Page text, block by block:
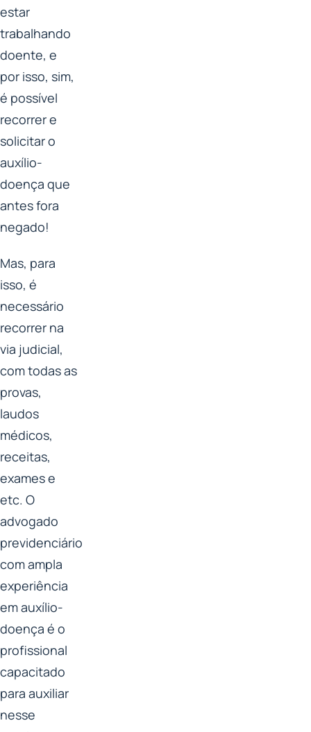
estar
trabalhando
doente, e
por isso, sim,
é possível
recorrer e
solicitar o
auxílio-
doença que
antes fora
negado!
Mas, para
isso, é
necessário
recorrer na
via judicial,
com todas as
provas,
laudos
médicos,
receitas,
exames e
etc. O
advogado
previdenciário
com ampla
experiência
em auxílio-
doença é o
profissional
capacitado
para auxiliar
nesse